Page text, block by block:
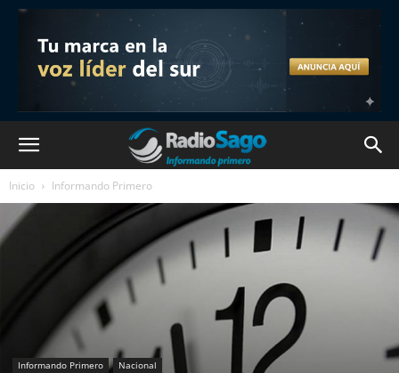
Inicio Informando Primero
Informando Primero Nacional